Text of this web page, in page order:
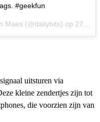
#geekfun
Maes (@dailybits) op 27 Okt 2014 om 12:14 PDT
uitsturen via
kleine zendertjes zijn tot
die voorzien zijn van